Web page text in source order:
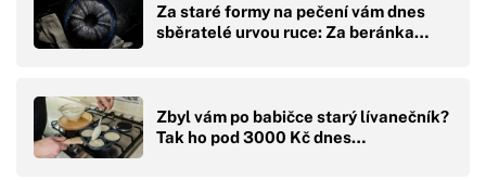
Za staré formy na pečení vám dnes
sběratelé urvou ruce: Za beránka…
Zbyl vám po babičce starý lívanečník?
Tak ho pod 3000 Kč dnes…